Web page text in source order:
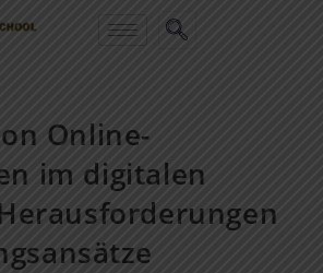
Online-
im digitalen